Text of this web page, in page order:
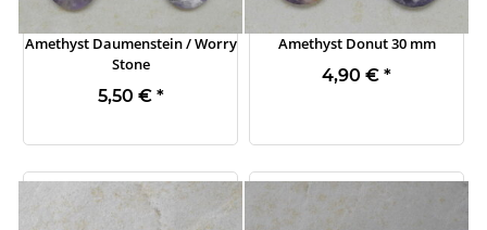
Amethyst Daumenstein / Worry
Stone
5,50 € *
Amethyst Donut 30 mm
4,90 € *